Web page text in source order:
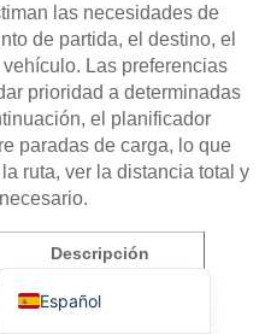
las necesidades de
de partida, el destino, el
Las preferencias
prioridad a determinadas
el planificador
paradas de carga, lo que
ruta, ver la distancia total y
Descripción
Introduce el punto de
Español
English
Русский
Français
العربية
Türkçe
Bahasa Indonesia